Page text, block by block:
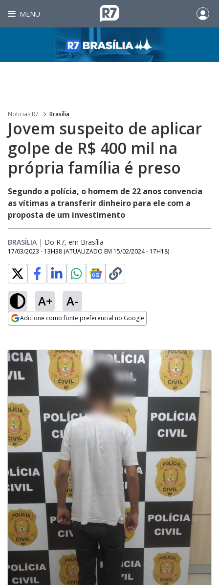
MENU
Noticias R7 Brasília
Jovem suspeito de aplicar
golpe de R$ 400 mil na
própria família é preso
Segundo a polícia, o homem de 22 anos convencia
as vítimas a transferir dinheiro para ele com a
proposta de um investimento
BRASÍLIA | Do R7, em Brasília
17/03/2023 - 13H38 (ATUALIZADO EM 15/02/2024 - 17H18)
A+ A-
Adicione como fonte preferencial no Google